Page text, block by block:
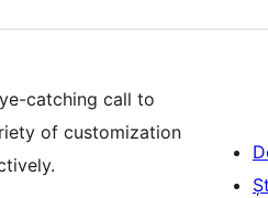
catching call to
of customization